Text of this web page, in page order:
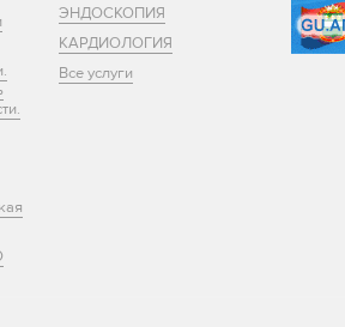
ЭНДОСКОПИЯ
КАРДИОЛОГИЯ
Все услуги